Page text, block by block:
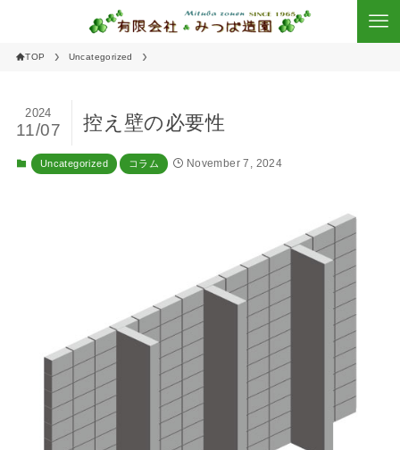
TOP Uncategorized
控え壁の必要性
2024
11/07
Uncategorized コラム November 7, 2024